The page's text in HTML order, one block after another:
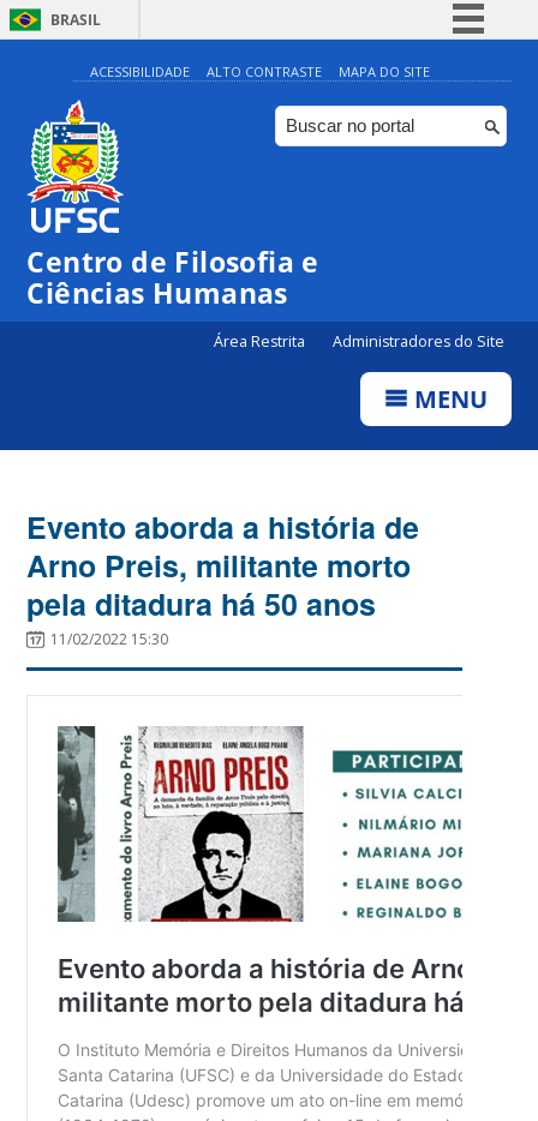
BRASIL
Simplifique!
Comunica BR
Participe
ACESSIBILIDADE ALTO CONTRASTE MAPA DO SITE
Centro de Filosofia e
Ciências Humanas
Área Restrita Administradores do Site
MENU
Evento aborda a história de
Arno Preis, militante morto
pela ditadura há 50 anos
11/02/2022 15:30